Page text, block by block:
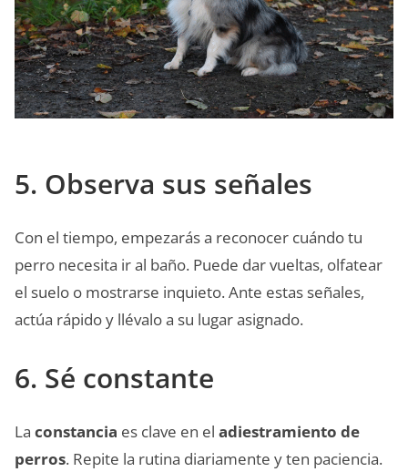
5. Observa sus señales
Con el tiempo, empezarás a reconocer cuándo tu
perro necesita ir al baño. Puede dar vueltas, olfatear
el suelo o mostrarse inquieto. Ante estas señales,
actúa rápido y llévalo a su lugar asignado.
6. Sé constante
La constancia es clave en el adiestramiento de
perros. Repite la rutina diariamente y ten paciencia.